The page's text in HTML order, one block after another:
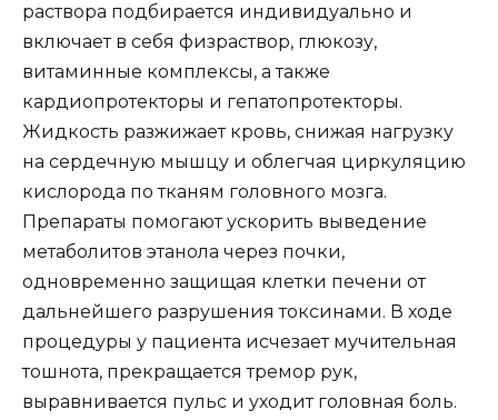
раствора подбирается индивидуально и
включает в себя физраствор, глюкозу,
витаминные комплексы, а также
кардиопротекторы и гепатопротекторы.
Жидкость разжижает кровь, снижая нагрузку
на сердечную мышцу и облегчая циркуляцию
кислорода по тканям головного мозга.
Препараты помогают ускорить выведение
метаболитов этанола через почки,
одновременно защищая клетки печени от
дальнейшего разрушения токсинами. В ходе
процедуры у пациента исчезает мучительная
тошнота, прекращается тремор рук,
выравнивается пульс и уходит головная боль.